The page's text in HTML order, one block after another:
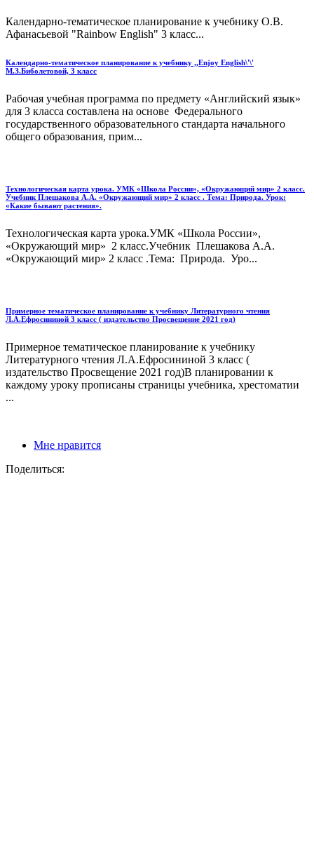
Календарно-тематическое планирование к учебнику О.В.
Афанасьевой "Rainbow English" 3 класс...
Календарно-тематическое планирование к учебнику ,,Enjoy English\'\'
М.З.Биболетовой, 3 класс
Рабочая учебная программа по предмету «Английский язык»
для 3 класса составлена на основе Федерального
государственного образовательного стандарта начального
общего образования, прим...
Технологическая карта урока. УМК «Школа России», «Окружающий мир» 2 класс.
Учебник Плешакова А.А. «Окружающий мир» 2 класс . Тема: Природа. Урок:
«Какие бывают растения».
Технологическая карта урока.УМК «Школа России»,
«Окружающий мир» 2 класс.Учебник Плешакова А.А.
«Окружающий мир» 2 класс .Тема: Природа. Уро...
Примерное тематическое планирование к учебнику Литературного чтения
Л.А.Ефросининой 3 класс ( издательство Просвещение 2021 год)
Примерное тематическое планирование к учебнику
Литературного чтения Л.А.Ефросининой 3 класс (
издательство Просвещение 2021 год)В планировании к
каждому уроку прописаны страницы учебника, хрестоматии
...
Мне нравится
Поделиться: